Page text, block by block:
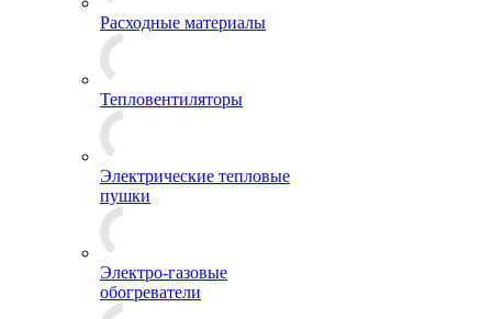
Расходные материалы
Тепловентиляторы
Электрические тепловые
пушки
Электро-газовые
обогреватели